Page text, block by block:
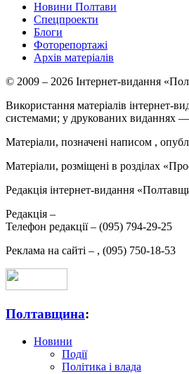
Новини Полтави
Спецпроекти
Блоги
Фоторепортажі
Архів матеріалів
© 2009 – 2026 Інтернет-видання
Використання матеріалів інтернет-
системами; у друкованих виданнях
Матеріали, позначені написом ,
Матеріали, розміщені в розділах
Редакція інтернет-видання
Редакція –
Телефон редакції – (095) 794-29-25
Реклама на сайті – , (095) 750-18-53
Полтавщина:
Новини
Події
Політика і влада